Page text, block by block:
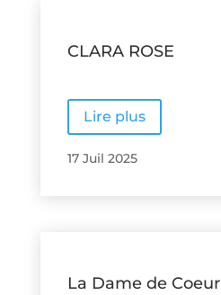
CLARA ROSE
Lire plus
17 Juil 2025
La Dame de Coeur